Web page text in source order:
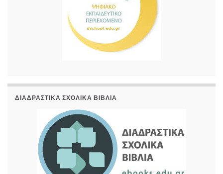
ΔΙΑΔΡΑΣΤΙΚΆ ΣΧΟΛΙΚΆ ΒΙΒΛΊΑ